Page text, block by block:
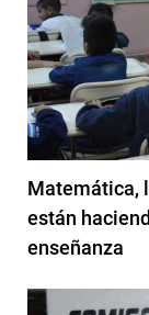
Matemática,
están
enseñanza